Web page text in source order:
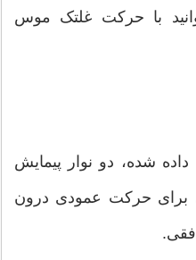
با حرکت غلتک موس
شده، دو نوار پیمایش
برای حرکت عمودی درون